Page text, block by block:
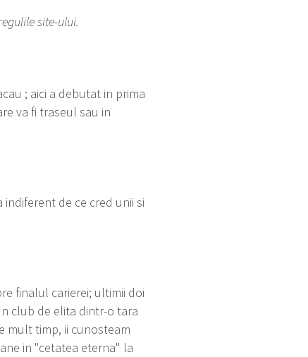
site-ului.
; aici a debutat in prima
va fi traseul sau in
de ce cred unii si
finalul carierei; ultimii doi
club de elita dintr-o tara
mult timp, ii cunosteam
in "cetatea eterna" la